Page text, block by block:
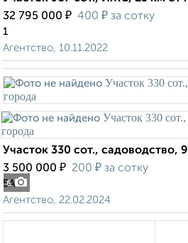
32 795 000 ₽ 400 ₽ за сотку
1
Агентство, 10.11.2022
6
Участок 330 сот., садоводство,
3 500 000 ₽ 200 ₽ за сотку
5А
Агентство, 22.02.2024